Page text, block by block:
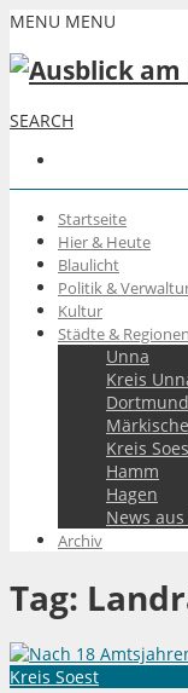
MENU MENU
SEARCH
Startseite
Hier & Heute
Blaulicht
Politik &
Kultur
Städte & Regionen
Unna
Kreis
Dortmund
Kreis
Hamm
Hagen
News aus
Archiv
Tag:
Kreis Soest